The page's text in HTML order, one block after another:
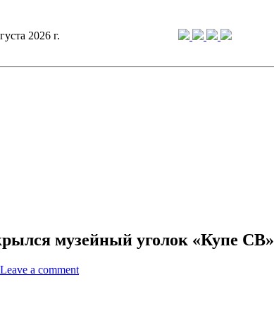
2026 г.
музейный уголок «Купе СВ»
Leave a comment